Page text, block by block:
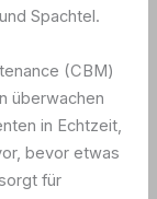
Spachtel.
(CBM)
überwachen
in Echtzeit,
bevor etwas
für